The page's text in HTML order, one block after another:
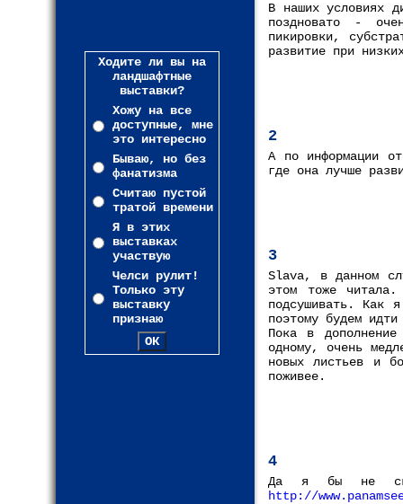
Ходите ли вы на
ландшафтные
выставки?
Хожу на все
доступные, мне
это интересно
Бываю, но без
фанатизма
Считаю пустой
тратой времени
Я в этих
выставках
участвую
Челси рулит!
Только эту
выставку
признаю
В наших условиях
поздновато -
пикировки,
развитие при
2
А по информации
где она лучше
3
Slava, в данном
этом тоже
подсушивать. Как
поэтому будем
Пока в
одному, очень
новых листьев и
поживее.
4
Да я бы не
http://